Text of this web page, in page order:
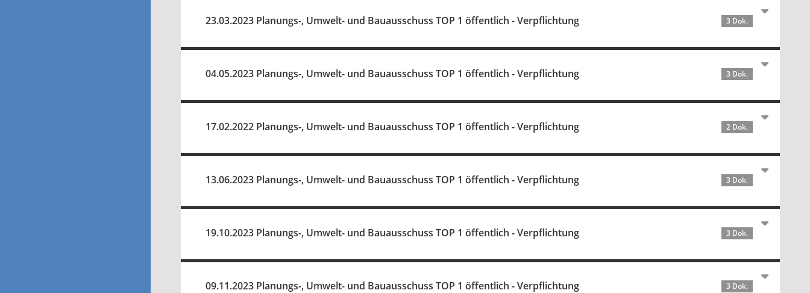
23.03.2023 Planungs-, Umwelt- und Bauausschuss TOP 1 öffentlich - Verpflichtung 3 Dok.
04.05.2023 Planungs-, Umwelt- und Bauausschuss TOP 1 öffentlich - Verpflichtung 3 Dok.
17.02.2022 Planungs-, Umwelt- und Bauausschuss TOP 1 öffentlich - Verpflichtung 2 Dok.
13.06.2023 Planungs-, Umwelt- und Bauausschuss TOP 1 öffentlich - Verpflichtung 3 Dok.
19.10.2023 Planungs-, Umwelt- und Bauausschuss TOP 1 öffentlich - Verpflichtung 3 Dok.
09.11.2023 Planungs-, Umwelt- und Bauausschuss TOP 1 öffentlich - Verpflichtung 3 Dok.